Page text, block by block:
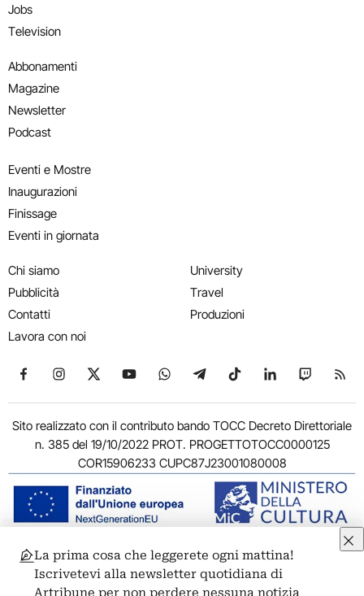
Jobs
Television
Abbonamenti
Magazine
Newsletter
Podcast
Eventi e Mostre
Inaugurazioni
Finissage
Eventi in giornata
Chi siamo
Pubblicità
Contatti
Lavora con noi
University
Travel
Produzioni
Seguici su Facebook
Seguici su Instagram
Seguici su X
Seguici su YouTube
Seguici su WhatsApp
Seguici su Telegram
Seguici su TikTok
Seguici su
Seguici
Sito realizzato con il contributo bando TOCC Decreto Direttoriale
n. 385 del 19/10/2022 PROT. PROGETTOTOCC0000125
COR15906233 CUPC87J23001080008
© 2011-2026 ARTRIBUNE srl – Corso Vittorio Emanuele II, 287 –
00186 Roma - P.I. 11381581005
La prima cosa che leggerete ogni mattina!
Iscrivetevi alla newsletter quotidiana di
Artribune per non perdere nessuna notizia